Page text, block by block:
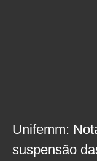
Unifemm:
suspensão